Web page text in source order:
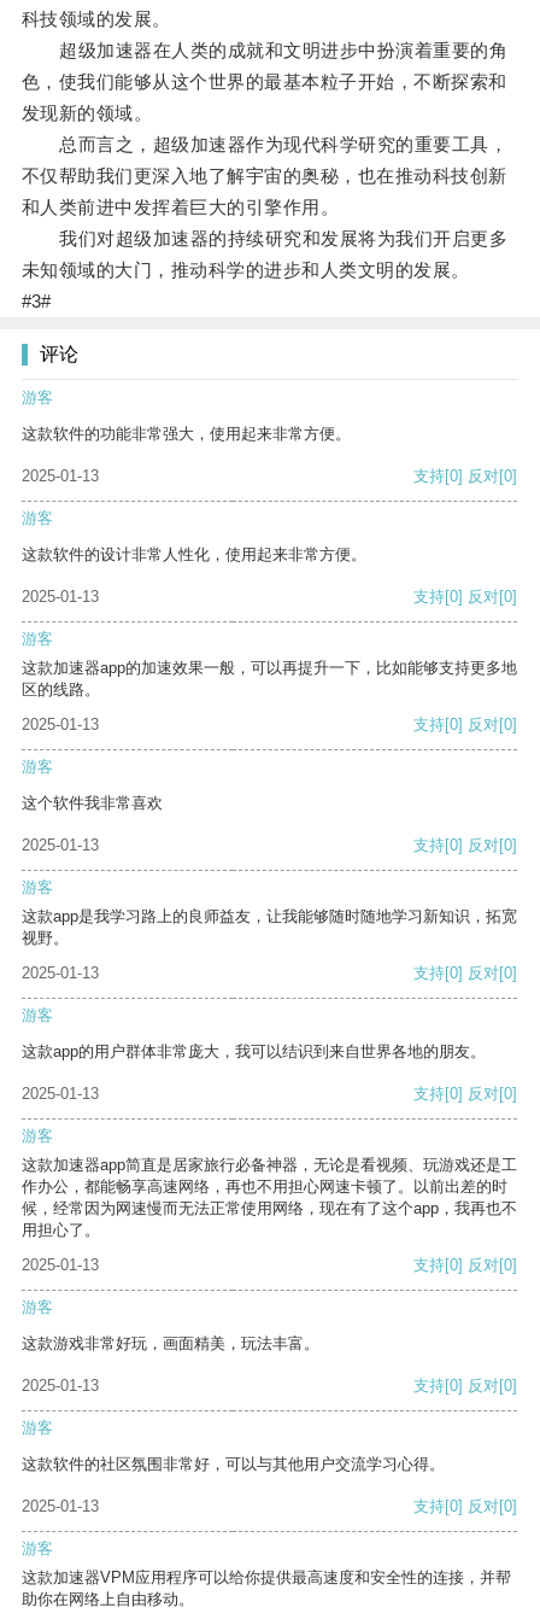
科技领域的发展。
超级加速器在人类的成就和文明进步中扮演着重要的角
色，使我们能够从这个世界的最基本粒子开始，不断探索和
发现新的领域。
总而言之，超级加速器作为现代科学研究的重要工具，
不仅帮助我们更深入地了解宇宙的奥秘，也在推动科技创新
和人类前进中发挥着巨大的引擎作用。
我们对超级加速器的持续研究和发展将为我们开启更多
未知领域的大门，推动科学的进步和人类文明的发展。
#3#
评论
游客
这款软件的功能非常强大，使用起来非常方便。
2025-01-13 支持[0] 反对[0]
游客
这款软件的设计非常人性化，使用起来非常方便。
2025-01-13 支持[0] 反对[0]
游客
这款加速器app的加速效果一般，可以再提升一下，比如能够支持更多地
区的线路。
2025-01-13
支持[0] 反对[0]
游客
这个软件我非常喜欢
2025-01-13 支持[0] 反对[0]
游客
这款app是我学习路上的良师益友，让我能够随时随地学习新知识，拓宽
视野。
2025-01-13
支持[0] 反对[0]
游客
这款app的用户群体非常庞大，我可以结识到来自世界各地的朋友。
2025-01-13 支持[0] 反对[0]
游客
这款加速器app简直是居家旅行必备神器，无论是看视频、玩游戏还是工
作办公，都能畅享高速网络，再也不用担心网速卡顿了。以前出差的时
候，经常因为网速慢而无法正常使用网络，现在有了这个app，我再也不
用担心了。
2025-01-13
支持[0] 反对[0]
游客
这款游戏非常好玩，画面精美，玩法丰富。
2025-01-13 支持[0] 反对[0]
游客
这款软件的社区氛围非常好，可以与其他用户交流学习心得。
2025-01-13 支持[0] 反对[0]
游客
这款加速器VPM应用程序可以给你提供最高速度和安全性的连接，并帮
助你在网络上自由移动。